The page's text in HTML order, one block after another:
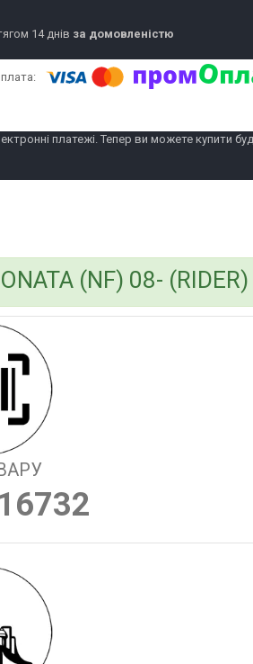
14 днів за домовленістю
платежі. Тепер ви можете купити
(NF) 08- (RIDER)